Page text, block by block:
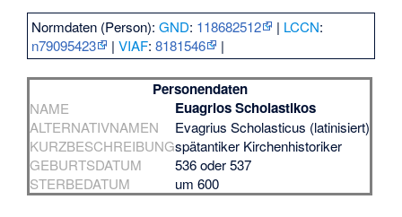
Normdaten (Person):GND: 118682512 | LCCN:
n79095423
|VIAF:8181546 |
Personendaten
NAME Euagrios Scholastikos
ALTERNATIVNAMEN
Evagrius Scholasticus (latinisiert)
KURZBESCHREIBUNGspätantiker Kirchenhistoriker
GEBURTSDATUM
536 oder 537
STERBEDATUM
um 600